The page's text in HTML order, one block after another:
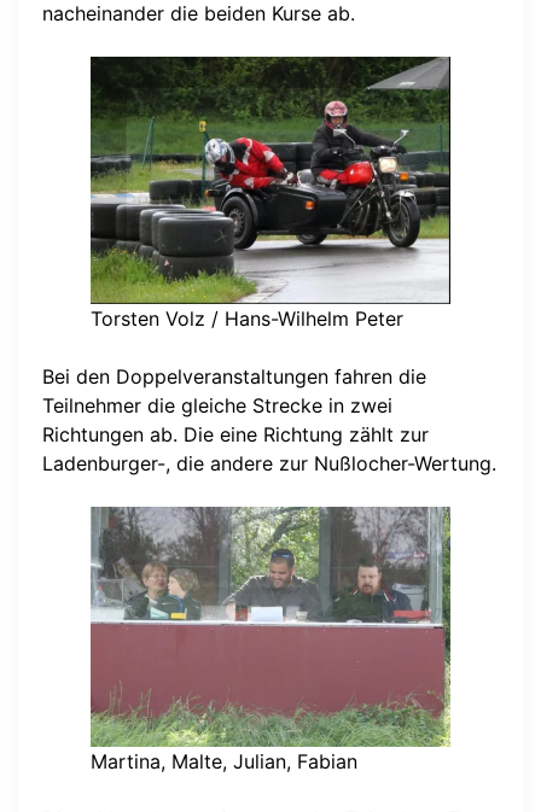
nacheinander die beiden Kurse ab.
Torsten Volz / Hans-Wilhelm Peter
Bei den Doppelveranstaltungen fahren die
Teilnehmer die gleiche Strecke in zwei
Richtungen ab. Die eine Richtung zählt zur
Ladenburger-, die andere zur Nußlocher-Wertung.
Martina, Malte, Julian, Fabian